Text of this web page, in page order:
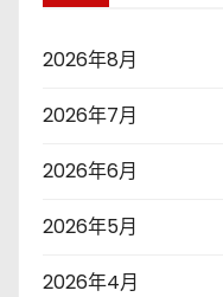
2026年8月
2026年7月
2026年6月
2026年5月
2026年4月